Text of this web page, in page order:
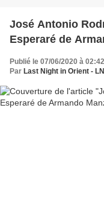
José Antonio
Esperaré de
Publié le 07/06/2020 à 02:42
Par Last Night in Orient -